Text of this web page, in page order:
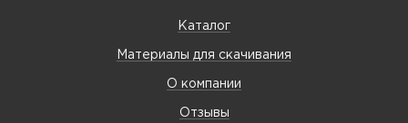
Каталог
Материалы для скачивания
О компании
Отзывы